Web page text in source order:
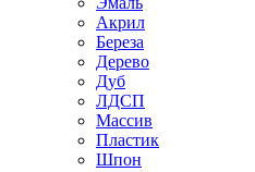
Акрил
Береза
Дерево
Дуб
ЛДСП
Массив
Пластик
Шпон